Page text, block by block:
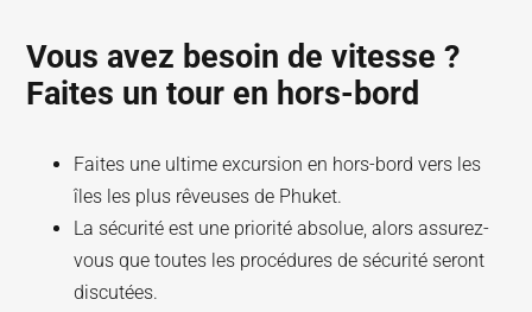
Vous avez besoin de vitesse ?
Faites un tour en hors-bord
Faites une ultime excursion en hors-bord vers les
îles les plus rêveuses de Phuket.
La sécurité est une priorité absolue, alors assurez-
vous que toutes les procédures de sécurité seront
discutées.